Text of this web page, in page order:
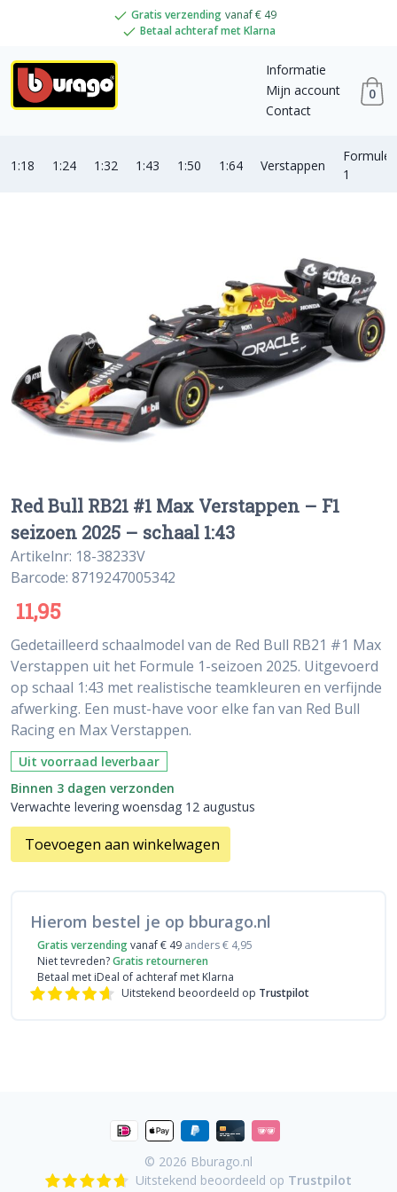
Gratis verzending vanaf € 49
Betaal achteraf met Klarna
Informatie
Mijn account
Contact
0
1:18 1:24 1:32 1:43 1:50 1:64 Verstappen
Formule
1
Red Bull RB21 #1 Max Verstappen – F1
seizoen 2025 – schaal 1:43
Artikelnr: 18-38233V
Barcode: 8719247005342
11,95
Gedetailleerd schaalmodel van de Red Bull RB21 #1 Max
Verstappen uit het Formule 1-seizoen 2025. Uitgevoerd
op schaal 1:43 met realistische teamkleuren en verfijnde
afwerking. Een must-have voor elke fan van Red Bull
Racing en Max Verstappen.
Uit voorraad leverbaar
Binnen 3 dagen verzonden
Verwachte levering woensdag 12 augustus
Toevoegen aan winkelwagen
Hierom bestel je op bburago.nl
Gratis verzendingvanaf € 49 anders € 4,95
Niet tevreden?Gratis retourneren
Betaal met iDeal of achteraf met Klarna
Uitstekend beoordeeld op Trustpilot
© 2026 Bburago.nl
Uitstekend beoordeeld op Trustpilot